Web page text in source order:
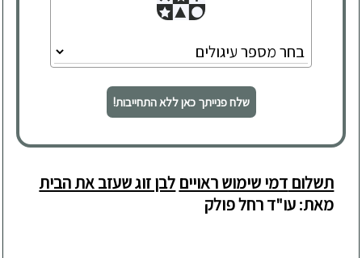
שלח פנייתך כאן ללא התחייבות!
תשלום דמי שימוש ראויים לבן זוג שעזב את הבית
מאת: עו"ד רחל פולק